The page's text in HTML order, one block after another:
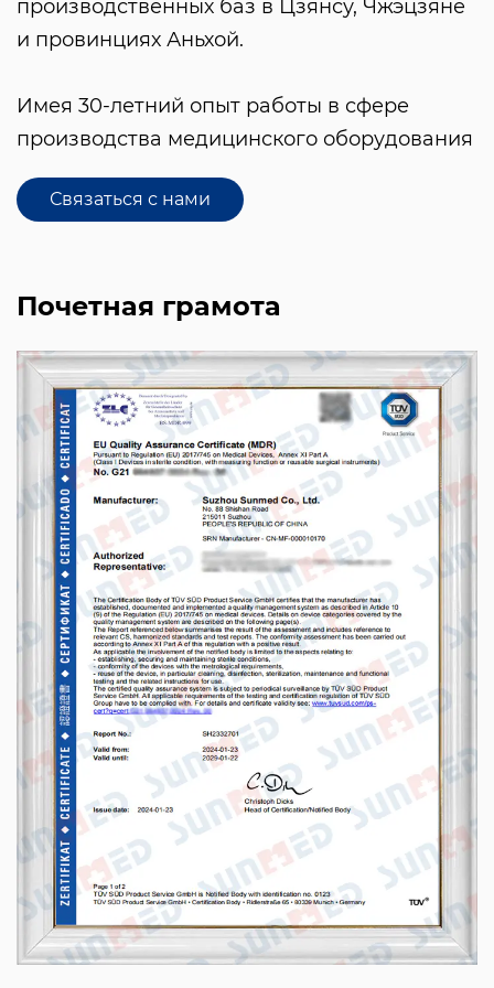
производственных баз в Цзянсу, Чжэцзяне
и провинциях Аньхой.
Имея 30-летний опыт работы в сфере
производства медицинского оборудования
(медицинского оборудования и
медицинских расходных материалов), мы
предметах медицинского назначения
медицинская лента, медицинская вата и
медицинские нетканые изделия). ,
спортивные бинты и товары для семейного
здравоохранения (включая
кинезиологическую ленту, коробки для
таблеток, компрессы для горячего и
холода) и медицинские инструменты (такие
как одноразовые шприцы, катетеры,
хирургические расходные материалы и
другие медицинские расходные
материалы).
Как OEM Чрезвычайные предметы
Поставщики
в Китае.Мы экспортируем
нашу продукцию в более чем 60 стран
мира, включая ключевые рынки Европы
(такие как Великобритания, Германия,
Испания, Дания и Нидерланды), Юго-
Восточной Азии (включая Японию,
Малайзию, Филиппины и Таиланд), Африки.
Связаться с нами
Почетная грамота